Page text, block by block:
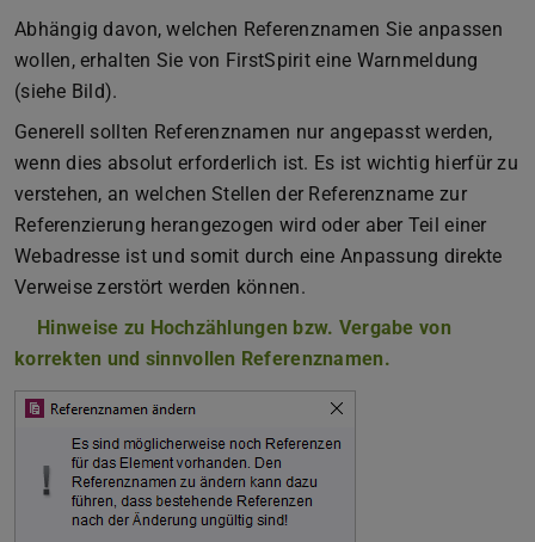
Abhängig davon, welchen Referenznamen Sie anpassen
wollen, erhalten Sie von FirstSpirit eine Warnmeldung
(siehe Bild).
Generell sollten Referenznamen nur angepasst werden,
wenn dies absolut erforderlich ist. Es ist wichtig hierfür zu
verstehen, an welchen Stellen der Referenzname zur
Referenzierung herangezogen wird oder aber Teil einer
Webadresse ist und somit durch eine Anpassung direkte
Verweise zerstört werden können.
Hinweise zu Hochzählungen bzw. Vergabe von
korrekten und sinnvollen Referenznamen.